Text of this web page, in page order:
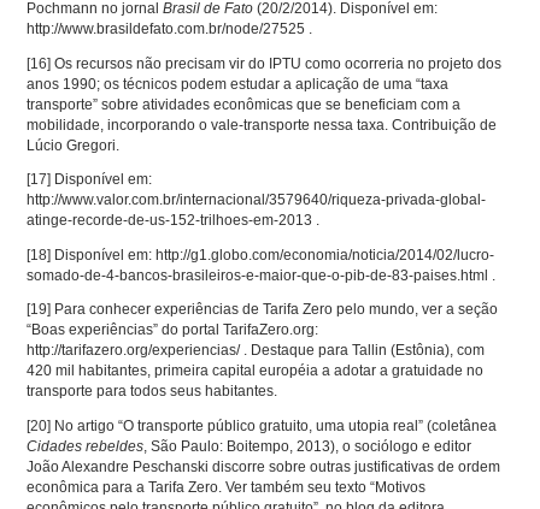
Pochmann no jornalBrasil de Fato (20/2/2014). Disponível em:
http://www.brasildefato.com.br/node/27525 .
[16] Os recursos não precisam vir do IPTU como ocorreria no projeto dos
anos 1990; os técnicos podem estudar a aplicação de uma “taxa
transporte” sobre atividades econômicas que se beneficiam com a
mobilidade, incorporando o vale-transporte nessa taxa. Contribuição de
Lúcio Gregori.
[17] Disponível em:
http://www.valor.com.br/internacional/3579640/riqueza-privada-global-
atinge-recorde-de-us-152-trilhoes-em-2013 .
[18] Disponível em: http://g1.globo.com/economia/noticia/2014/02/lucro-
somado-de-4-bancos-brasileiros-e-maior-que-o-pib-de-83-paises.html .
[19]
Para conhecer experiências de Tarifa Zero pelo mundo, ver a seção
“Boas experiências” do portal TarifaZero.org:
http://tarifazero.org/experiencias/ . Destaque para Tallin (Estônia), com
420 mil habitantes, primeira capital européia a adotar a gratuidade no
transporte para todos seus habitantes.
[20] No artigo “O transporte público gratuito, uma utopia real” (coletânea
Cidades rebeldes , São Paulo: Boitempo, 2013), o sociólogo e editor
João Alexandre Peschanski discorre sobre outras justificativas de ordem
econômica para a Tarifa Zero. Ver também seu texto “Motivos